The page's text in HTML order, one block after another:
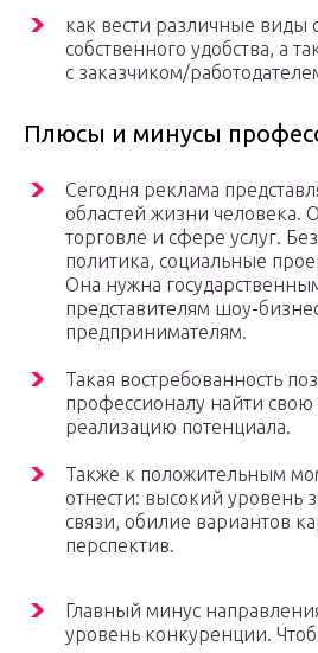
как вести различные виды
собственного удобства, а
с заказчиком/
Плюсы и минусы
Сегодня реклама
областей жизни человека.
торговле и сфере услуг.
политика, социальные
Она нужна
представителям шоу-
предпринимателям.
Такая востребованность
профессионалу найти
реализацию потенциала.
Также к положительным
отнести: высокий уровень
связи, обилие вариантов
перспектив.
Главный минус
уровень конкуренции.